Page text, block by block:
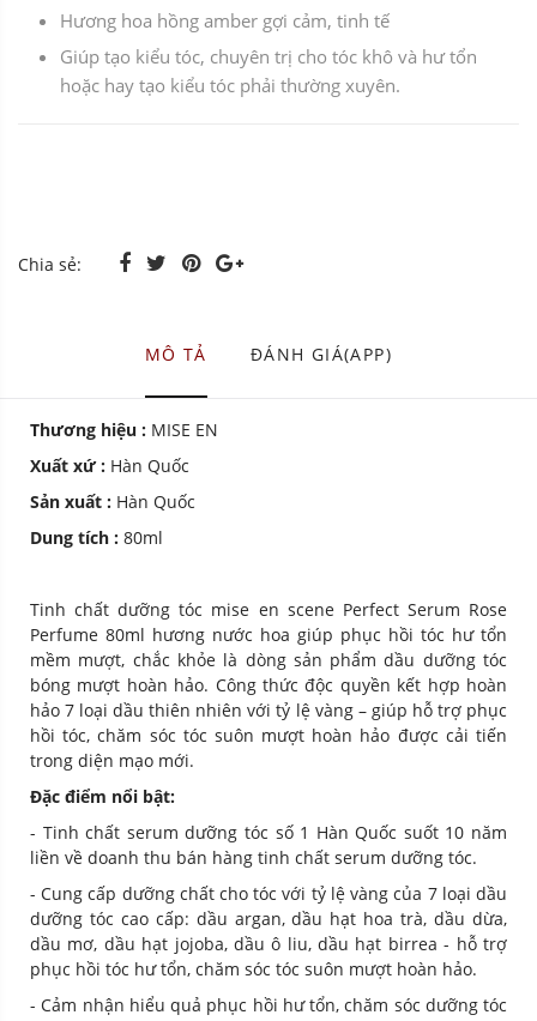
Hương hoa hồng amber gợi cảm, tinh tế
Giúp tạo kiểu tóc, chuyên trị cho tóc khô và hư tổn
hoặc hay tạo kiểu tóc phải thường xuyên.
Chia sẻ:
MÔ TẢ ĐÁNH GIÁ(APP)
Thương hiệu : MISE EN
Xuất xứ : Hàn Quốc
Sản xuất : Hàn Quốc
Dung tích : 80ml
Tinh chất dưỡng tóc mise en scene Perfect Serum Rose
Perfume 80ml hương nước hoa giúp phục hồi tóc hư tổn
mềm mượt, chắc khỏe là dòng sản phẩm dầu dưỡng tóc
bóng mượt hoàn hảo. Công thức độc quyền kết hợp hoàn
hảo 7 loại dầu thiên nhiên với tỷ lệ vàng – giúp hỗ trợ phục
hồi tóc, chăm sóc tóc suôn mượt hoàn hảo được cải tiến
trong diện mạo mới.
Đặc điểm nổi bật:
- Tinh chất serum dưỡng tóc số 1 Hàn Quốc suốt 10 năm
liền về doanh thu bán hàng tinh chất serum dưỡng tóc.
- Cung cấp dưỡng chất cho tóc với tỷ lệ vàng của 7 loại dầu
dưỡng tóc cao cấp: dầu argan, dầu hạt hoa trà, dầu dừa,
dầu mơ, dầu hạt jojoba, dầu ô liu, dầu hạt birrea - hỗ trợ
phục hồi tóc hư tổn, chăm sóc tóc suôn mượt hoàn hảo.
- Cảm nhận hiểu quả phục hồi hư tổn, chăm sóc dưỡng tóc